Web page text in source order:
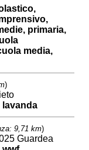
primaria,
media,
)
lavanda
9,71 km)
Guardea